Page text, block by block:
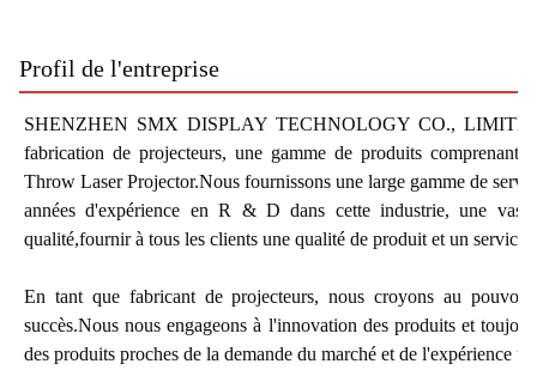
Profil de l'entreprise
SHENZHEN SMX DISPLAY TECHNOLOGY CO.,
fabrication de projecteurs, une gamme de produits
Throw Laser Projector.Nous fournissons une large gamme de
années d'expérience en R & D dans cette industrie, une
qualité,fournir à tous les clients une qualité de produit et un service
En tant que fabricant de projecteurs, nous croyons au
succès.Nous nous engageons à l'innovation des produits et
des produits proches de la demande du marché et de l'expérience